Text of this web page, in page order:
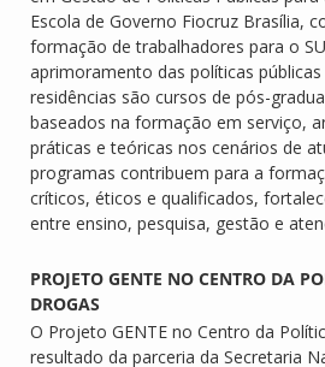
Escola de Governo Fiocruz Brasília,
formação de trabalhadores para o
aprimoramento das políticas públicas
residências são cursos de pós-
baseados na formação em serviço,
práticas e teóricas nos cenários de
programas contribuem para a
críticos, éticos e qualificados,
entre ensino, pesquisa, gestão e
PROJETO GENTE NO CENTRO DA
DROGAS
O Projeto GENTE no Centro da
resultado da parceria da Secretaria